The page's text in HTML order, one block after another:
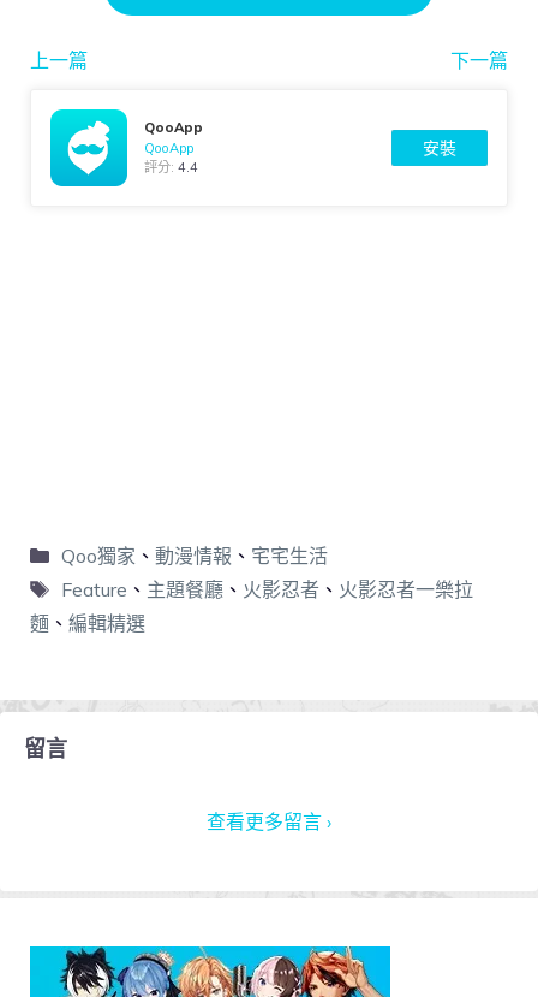
上一篇 下一篇
QooApp
QooApp
評分:4.4
安裝
Qoo獨家 、 動漫情報 、 宅宅生活
Feature 、 主題餐廳、 火影忍者 、 火影忍者一樂拉
麵 、 編輯精選
留言
查看更多留言 ›